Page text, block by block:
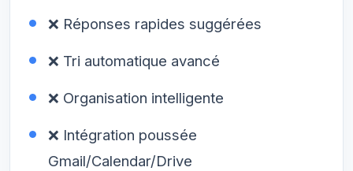
❌ Réponses rapides suggérées
❌ Tri automatique avancé
❌ Organisation intelligente
❌ Intégration poussée
Gmail/Calendar/Drive